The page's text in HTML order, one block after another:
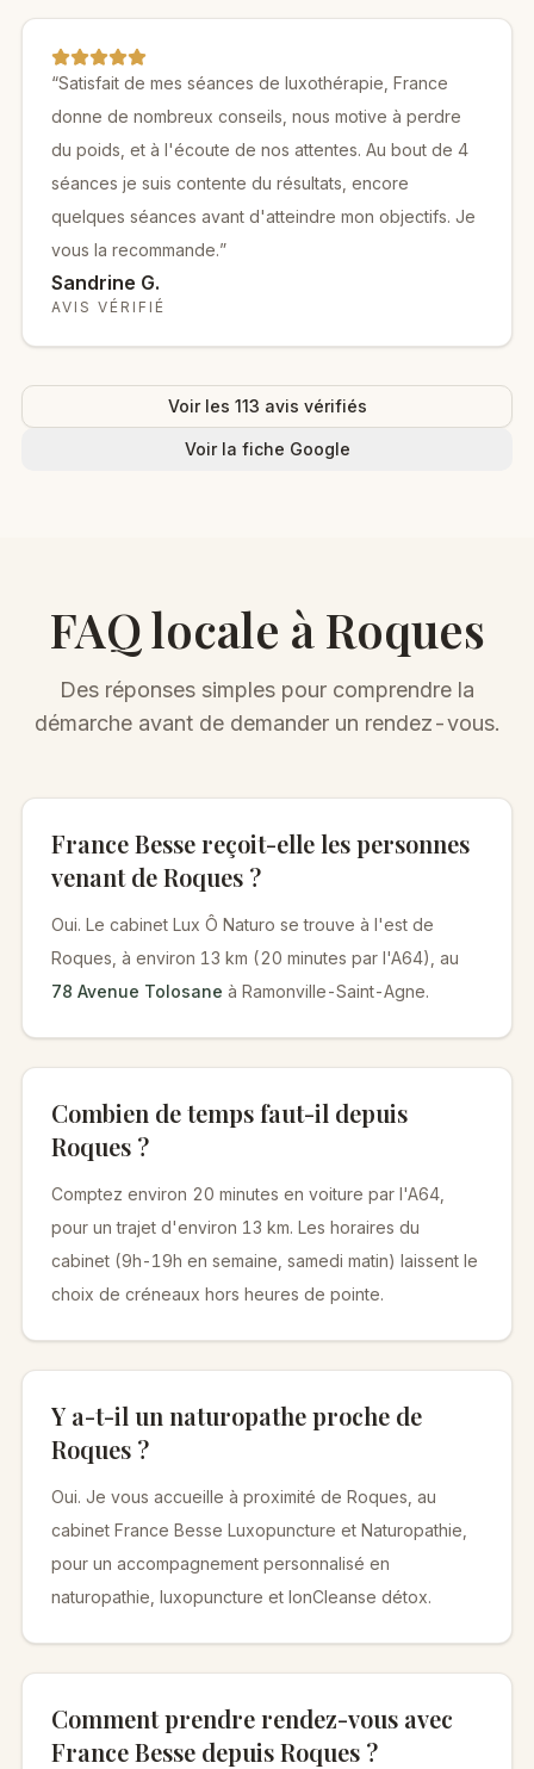
“Satisfait de mes séances de luxothérapie, France
donne de nombreux conseils, nous motive à perdre
du poids, et à l'écoute de nos attentes. Au bout de 4
séances je suis contente du résultats, encore
quelques séances avant d'atteindre mon objectifs. Je
vous la recommande.”
Sandrine G.
AVIS VÉRIFIÉ
Voir les 113 avis vérifiés
Voir la fiche Google
FAQ locale àRoques
Des réponses simples pour comprendre la
démarche avant de demander un rendez-vous.
France Besse reçoit-elle les personnes
venant de Roques ?
Oui. Le cabinet Lux Ô Naturo se trouve à l'est de
Roques, à environ 13 km (20 minutes par l'A64), au
78 Avenue Tolosane à Ramonville-Saint-Agne.
Combien de temps faut-il depuis
Roques ?
Comptez environ 20 minutes en voiture par l'A64,
pour un trajet d'environ 13 km. Les horaires du
cabinet (9h-19h en semaine, samedi matin) laissent le
choix de créneaux hors heures de pointe.
Y a-t-il un naturopathe proche de
Roques ?
Oui. Je vous accueille à proximité de Roques, au
cabinet France Besse Luxopuncture et Naturopathie,
pour un accompagnement personnalisé en
naturopathie, luxopuncture et IonCleanse détox.
Comment prendre rendez-vous avec
France Besse depuis Roques ?